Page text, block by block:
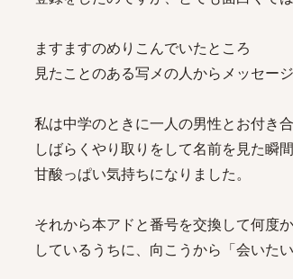
ますますのめりこんでいたところ
見たことのある写メの人からメッセー
私は中学のときに一人の男性とお付き
しばらくやり取りをして名前を見た瞬間
甘酸っぱい気持ちになりました。
それから本アドと番号を交換して何度
しているうちに、向こうから「会いた